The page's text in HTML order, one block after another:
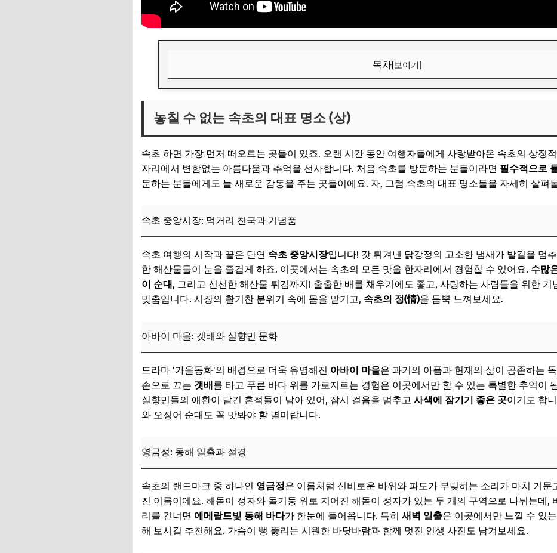
목차[보이기]
속초 중앙시장: 먹거리 천국과 기념품
영금정: 동해 일출과 절경
속초해수욕장: 푸른 바다와 해변 산책
📌 지금 뜨는 꿀정보! 놓치지 마세요
속초의 숨겨진 보석 같은 명소 (하)
외옹치 바다향기로: 해안 절경 트레킹
대포항: 신선한 해산물과 튀김 골목
속초 엑스포타워: 시내 전경 조망
청초호 호수공원: 아름다운 야경과 산책
📌 지금 뜨는 꿀정보! 놓치지 마세요
현지인 추천! 꼭 방문해야 할 속초 맛집
속초 닭강정: 원조 맛집과 꿀팁
아바이 순대, 오징어 순대 맛집
담백한 생선구이 골목 탐방
물회, 해물뚝배기 등 해장 맛집
놓칠 수 없는 속초의 대표 명소 (상)
속초 하면 가장 먼저 떠오르는 곳들이 있죠. 오랜 시간 동안 여행자들에게 사랑받아온 속초의 상징
자리에서 변함없는 아름다움과 추억을 선사합니다. 처음 속초를 방문하는 분들이라면 필수적으로
문하는 분들에게도 늘 새로운 감동을 주는 곳들이에요. 자, 그럼 속초의 대표 명소들을 자세히 살펴
속초 중앙시장: 먹거리 천국과 기념품
속초 여행의 시작과 끝은 단연 속초 중앙시장입니다! 갓 튀겨낸 닭강정의 고소한 냄새가 발길을 멈
한 해산물들이 눈을 즐겁게 하죠. 이곳에서는 속초의 모든 맛을 한자리에서 경험할 수 있어요. 수많
이 순대, 그리고 신선한 해산물 튀김까지! 출출한 배를 채우기에도 좋고, 사랑하는 사람들을 위한 기
맞춤입니다. 시장의 활기찬 분위기 속에 몸을 맡기고, 속초의 정(情)을 듬뿍 느껴보세요.
아바이 마을: 갯배와 실향민 문화
드라마 '가을동화'의 배경으로 더욱 유명해진 아바이 마을은 과거의 아픔과 현재의 삶이 공존하는
손으로 끄는 갯배 를 타고 푸른 바다 위를 가로지르는 경험은 이곳에서만 할 수 있는 특별한 추억이
실향민들의 애환이 담긴 흔적들이 남아 있어, 잠시 걸음을 멈추고 사색에 잠기기 좋은 곳이기도 합
와 오징어 순대도 꼭 맛봐야 할 별미랍니다.
영금정: 동해 일출과 절경
속초의 랜드마크 중 하나인 영금정은 이름처럼 신비로운 바위와 파도가 부딪히는 소리가 마치 거문
진 이름이에요. 해돋이 정자와 돌기둥 위로 지어진 해돋이 정자가 있는 두 개의 구역으로 나뉘는데,
리를 건너면 에메랄드빛 동해 바다가 한눈에 들어옵니다. 특히 새벽 일출은 이곳에서만 느낄 수 있
해 보시길 추천해요. 가슴이 뻥 뚫리는 시원한 바닷바람과 함께 멋진 인생 사진도 남겨보세요.